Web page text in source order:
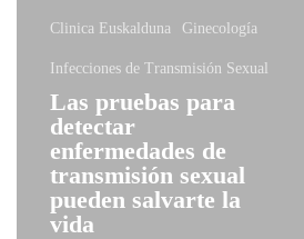
Clinica Euskalduna Ginecología
Infecciones de Transmisión Sexual
Las pruebas para
detectar
enfermedades de
transmisión sexual
pueden salvarte la
vida